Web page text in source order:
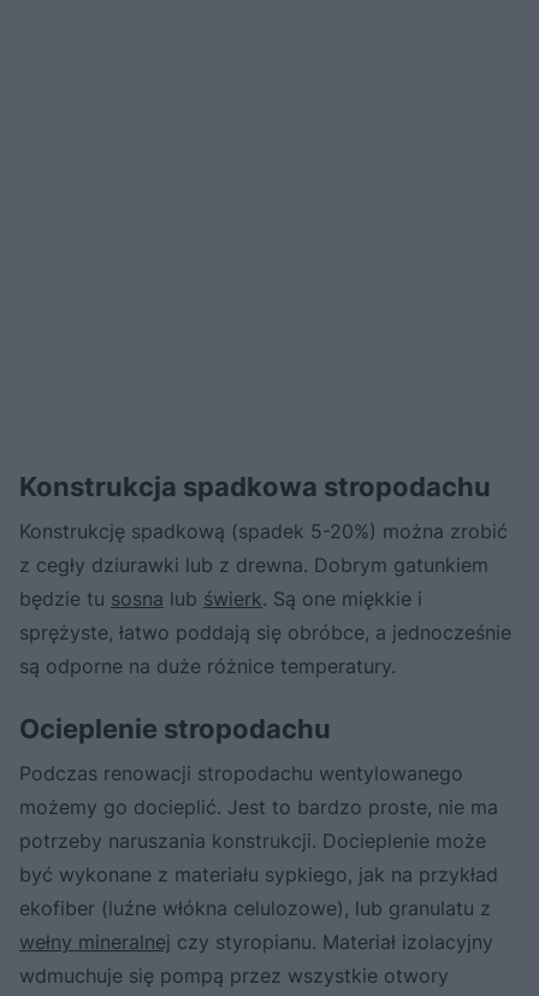
Konstrukcja spadkowa stropodachu
Konstrukcję spadkową (spadek 5-20%) można zrobić
z cegły dziurawki lub z drewna. Dobrym gatunkiem
będzie tu sosna lub świerk. Są one miękkie i
sprężyste, łatwo poddają się obróbce, a jednocześnie
są odporne na duże różnice temperatury.
Ocieplenie stropodachu
Podczas renowacji stropodachu wentylowanego
możemy go docieplić. Jest to bardzo proste, nie ma
potrzeby naruszania konstrukcji. Docieplenie może
być wykonane z materiału sypkiego, jak na przykład
ekofiber (luźne włókna celulozowe), lub granulatu z
wełny mineralnej czy styropianu. Materiał izolacyjny
wdmuchuje się pompą przez wszystkie otwory